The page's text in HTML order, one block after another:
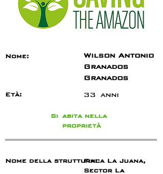
Wilson Antonio
Nome:
Granados
Granados
Età: 33 anni
Si
abita nella
proprietà
Nome della struttura:Finca La Juana,
Sector La